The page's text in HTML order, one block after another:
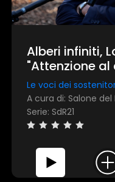
Alberi infiniti,
"Attenzione
sviluppo
Le voci dei
A cura di: Salone del
Serie: SdR21